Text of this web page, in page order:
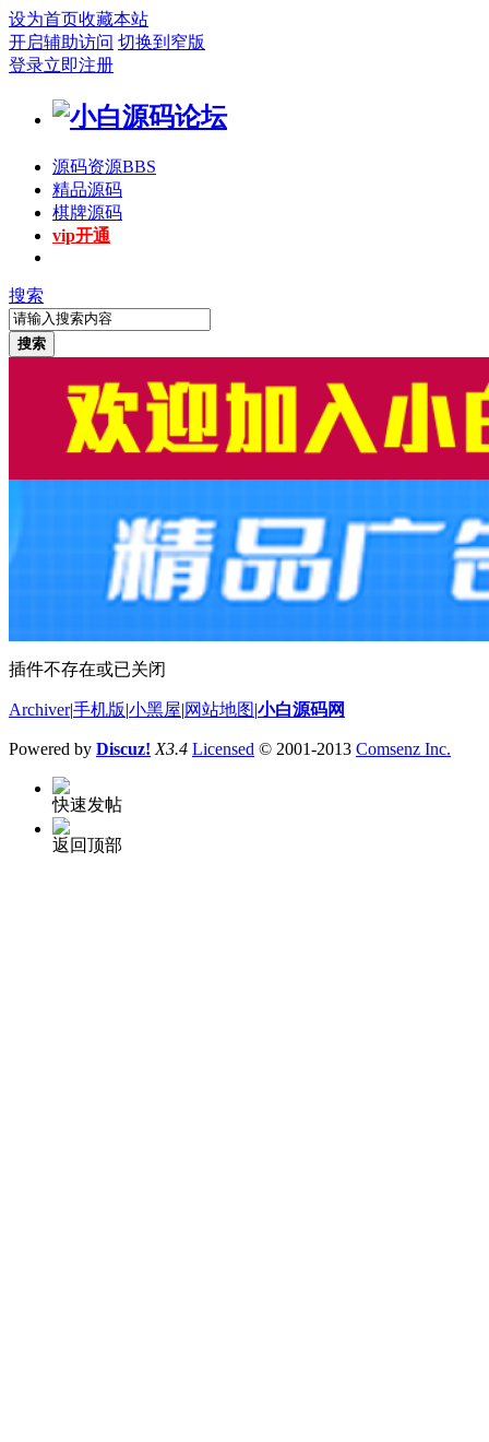
设为首页收藏本站
开启辅助访问 切换到窄版
登录立即注册
源码资源BBS
精品源码
棋牌源码
vip开通
搜索
搜索
插件不存在或已关闭
Archiver|手机版 小黑屋 网站地图 小白源码网
Powered by Discuz! X3.4 Licensed © 2001-2013 Comsenz Inc.
快速发帖
返回顶部